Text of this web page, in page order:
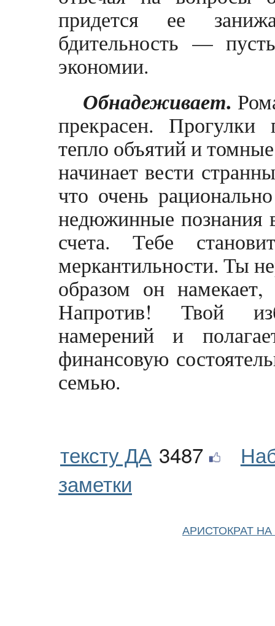
придется ее
бдительность —
экономии.
Обнадеживает.
прекрасен.
тепло объятий и
начинает вести
что очень
недюжинные познания
счета. Тебе
меркантильности. Ты
образом он
Напротив! Твой
намерений и
финансовую
семью.
тексту ДА 3487
заметки
АРИСТОКРАТ